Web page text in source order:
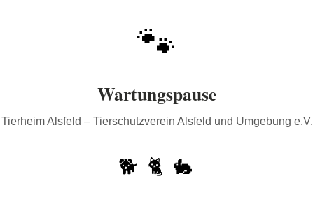
🐾
Wartungspause
Tierheim Alsfeld – Tierschutzverein Alsfeld und Umgebung e.V.
🐕 🐈 🐇